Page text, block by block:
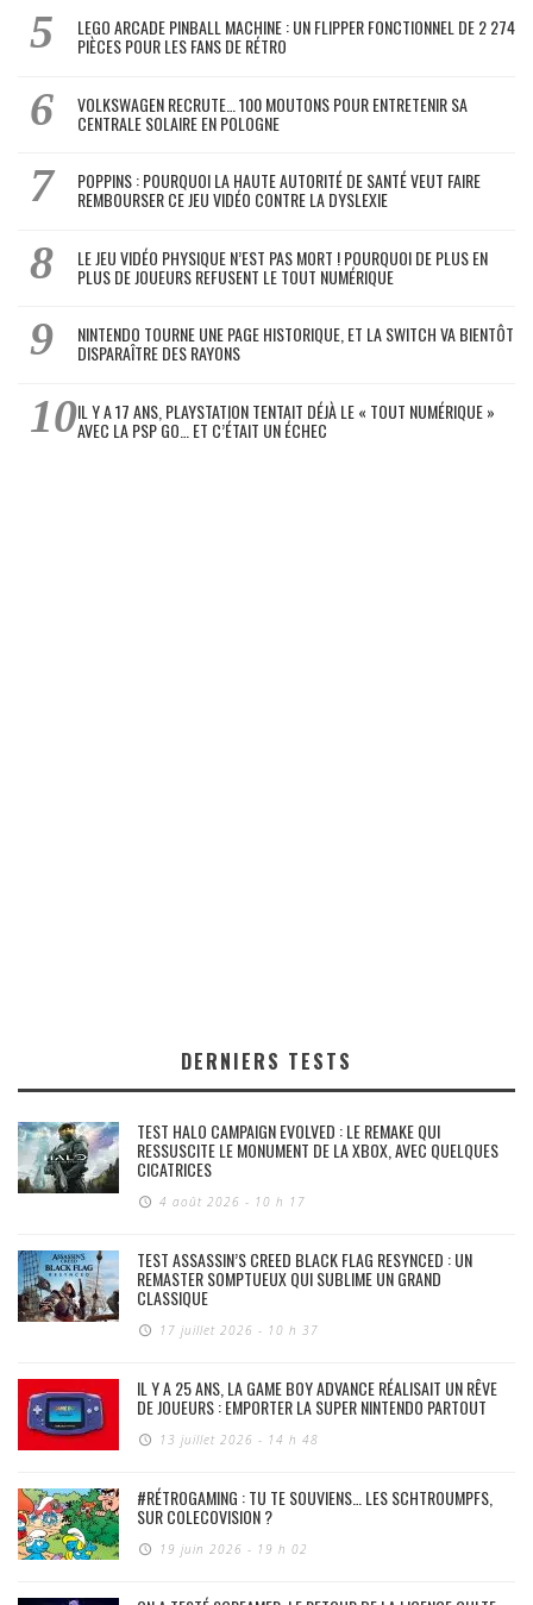
LEGO ARCADE PINBALL MACHINE : UN FLIPPER FONCTIONNEL DE 2 274
PIÈCES POUR LES FANS DE RÉTRO
VOLKSWAGEN RECRUTE… 100 MOUTONS POUR ENTRETENIR SA
CENTRALE SOLAIRE EN POLOGNE
POPPINS : POURQUOI LA HAUTE AUTORITÉ DE SANTÉ VEUT FAIRE
REMBOURSER CE JEU VIDÉO CONTRE LA DYSLEXIE
LE JEU VIDÉO PHYSIQUE N’EST PAS MORT ! POURQUOI DE PLUS EN
PLUS DE JOUEURS REFUSENT LE TOUT NUMÉRIQUE
NINTENDO TOURNE UNE PAGE HISTORIQUE, ET LA SWITCH VA BIENTÔT
DISPARAÎTRE DES RAYONS
IL Y A 17 ANS, PLAYSTATION TENTAIT DÉJÀ LE « TOUT NUMÉRIQUE »
AVEC LA PSP GO… ET C’ÉTAIT UN ÉCHEC
DERNIERS TESTS
TEST HALO CAMPAIGN EVOLVED : LE REMAKE QUI
RESSUSCITE LE MONUMENT DE LA XBOX, AVEC QUELQUES
CICATRICES
4 août 2026 - 10 h 17
TEST ASSASSIN’S CREED BLACK FLAG RESYNCED : UN
REMASTER SOMPTUEUX QUI SUBLIME UN GRAND
CLASSIQUE
17 juillet 2026 - 10 h 37
IL Y A 25 ANS, LA GAME BOY ADVANCE RÉALISAIT UN RÊVE
DE JOUEURS : EMPORTER LA SUPER NINTENDO PARTOUT
13 juillet 2026 - 14 h 48
#RÉTROGAMING : TU TE SOUVIENS… LES SCHTROUMPFS,
SUR COLECOVISION ?
19 juin 2026 - 19 h 02